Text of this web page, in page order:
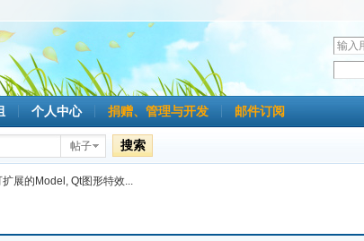
用
户
名
个人中心 捐赠、管理与开发 邮件订阅
帖子 搜索
展的Model, Qt图形特效...